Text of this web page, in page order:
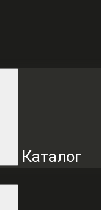
Каталог